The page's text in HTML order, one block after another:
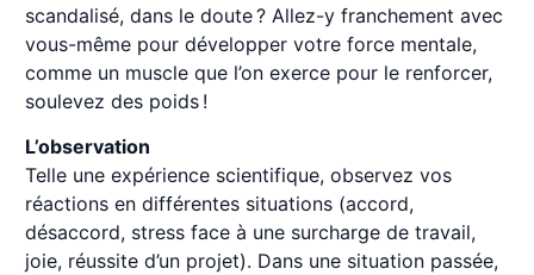
scandalisé, dans le doute ? Allez-y franchement avec
vous-même pour développer votre force mentale,
comme un muscle que l’on exerce pour le renforcer,
soulevez des poids !
L’observation
Telle une expérience scientifique, observez vos
réactions en différentes situations (accord,
désaccord, stress face à une surcharge de travail,
joie, réussite d’un projet). Dans une situation passée,